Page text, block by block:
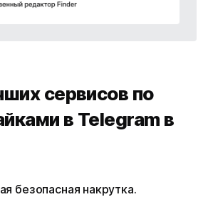
сервисов по
в Telegram в
безопасная накрутка.